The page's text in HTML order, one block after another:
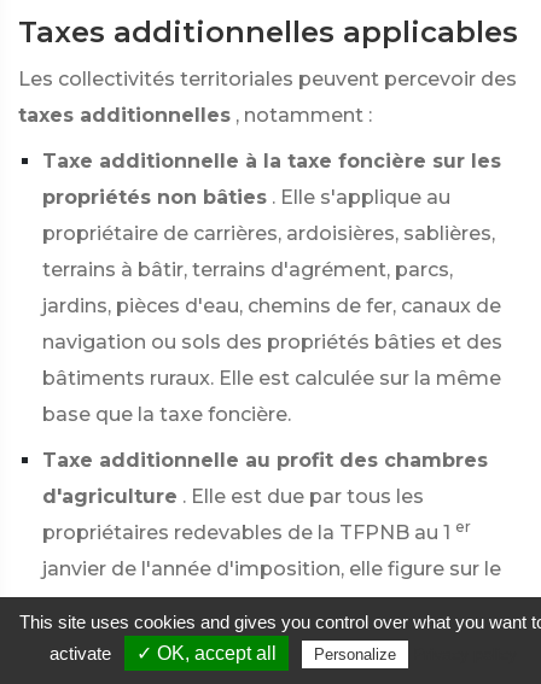
Taxes additionnelles applicables
Les collectivités territoriales peuvent percevoir des
taxes additionnelles , notamment :
Taxe additionnelle à la taxe foncière sur les
propriétés non bâties . Elle s'applique au
propriétaire de carrières, ardoisières, sablières,
terrains à bâtir, terrains d'agrément, parcs,
jardins, pièces d'eau, chemins de fer, canaux de
navigation ou sols des propriétés bâties et des
bâtiments ruraux. Elle est calculée sur la même
base que la taxe foncière.
Taxe additionnelle au profit des chambres
d'agriculture . Elle est due par tous les
propriétaires redevables de la TFPNB au 1 er
janvier de l'année d'imposition, elle figure sur le
même avis d'imposition. Elle est calculée sur la
même base que la taxe foncière. Ainsi, elle est
due à raison de tous les propriétés imposées à la
This site uses cookies and gives you control over what you want
activate
✓ OK, accept all Personalize